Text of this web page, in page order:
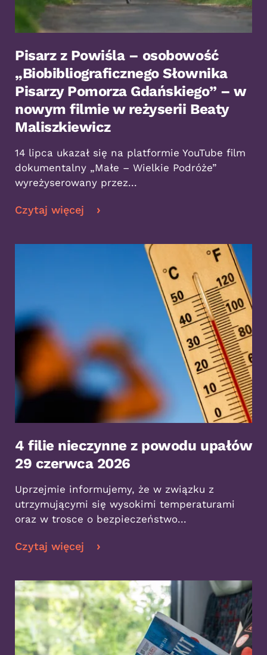
Pisarz z Powiśla – osobowość
„Biobibliograficznego Słownika
Pisarzy Pomorza Gdańskiego” – w
nowym filmie w reżyserii Beaty
Maliszkiewicz
14 lipca ukazał się na platformie YouTube film
dokumentalny „Małe – Wielkie Podróże”
wyreżyserowany przez...
Czytaj więcej
4 filie nieczynne z powodu upałów
29 czerwca 2026
Uprzejmie informujemy, że w związku z
utrzymującymi się wysokimi temperaturami
oraz w trosce o bezpieczeństwo...
Czytaj więcej